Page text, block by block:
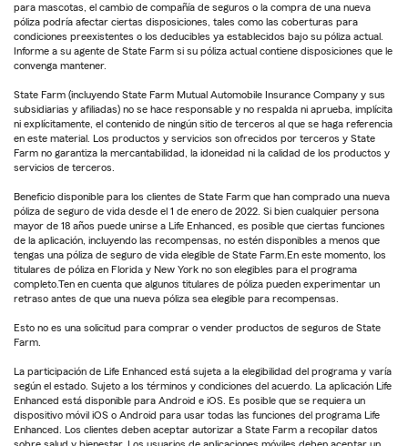
para mascotas, el cambio de compañía de seguros o la compra de una nueva
póliza podría afectar ciertas disposiciones, tales como las coberturas para
condiciones preexistentes o los deducibles ya establecidos bajo su póliza actual.
Informe a su agente de State Farm si su póliza actual contiene disposiciones que le
convenga mantener.
State Farm (incluyendo State Farm Mutual Automobile Insurance Company y sus
subsidiarias y afiliadas) no se hace responsable y no respalda ni aprueba, implícita
ni explícitamente, el contenido de ningún sitio de terceros al que se haga referencia
en este material. Los productos y servicios son ofrecidos por terceros y State
Farm no garantiza la mercantabilidad, la idoneidad ni la calidad de los productos y
servicios de terceros.
Beneficio disponible para los clientes de State Farm que han comprado una nueva
póliza de seguro de vida desde el 1 de enero de 2022. Si bien cualquier persona
mayor de 18 años puede unirse a Life Enhanced, es posible que ciertas funciones
de la aplicación, incluyendo las recompensas, no estén disponibles a menos que
tengas una póliza de seguro de vida elegible de State Farm.En este momento, los
titulares de póliza en Florida y New York no son elegibles para el programa
completo.Ten en cuenta que algunos titulares de póliza pueden experimentar un
retraso antes de que una nueva póliza sea elegible para recompensas.
Esto no es una solicitud para comprar o vender productos de seguros de State
Farm.
La participación de Life Enhanced está sujeta a la elegibilidad del programa y varía
según el estado. Sujeto a los términos y condiciones del acuerdo. La aplicación Life
Enhanced está disponible para Android e iOS. Es posible que se requiera un
dispositivo móvil iOS o Android para usar todas las funciones del programa Life
Enhanced. Los clientes deben aceptar autorizar a State Farm a recopilar datos